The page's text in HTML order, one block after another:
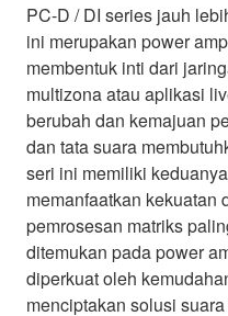
PC-D / DI series jauh
ini merupakan power
membentuk inti dari
multizona atau aplikasi
berubah dan kemajuan
dan tata suara
seri ini memiliki
memanfaatkan kekuatan
pemrosesan matriks
ditemukan pada power
diperkuat oleh
menciptakan solusi